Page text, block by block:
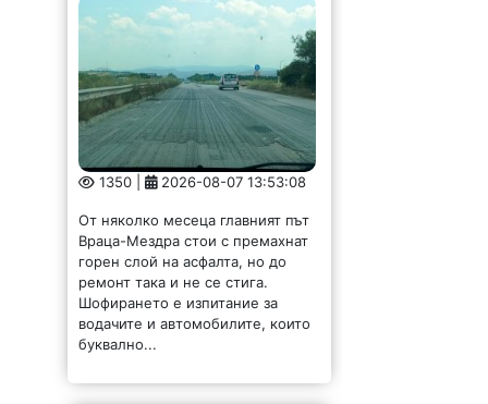
1350 | 2026-08-07 13:53:08
От няколко месеца главният път
Враца-Мездра стои с премахнат
горен слой на асфалта, но до
ремонт така и не се стига.
Шофирането е изпитание за
водачите и автомобилите, които
буквално...